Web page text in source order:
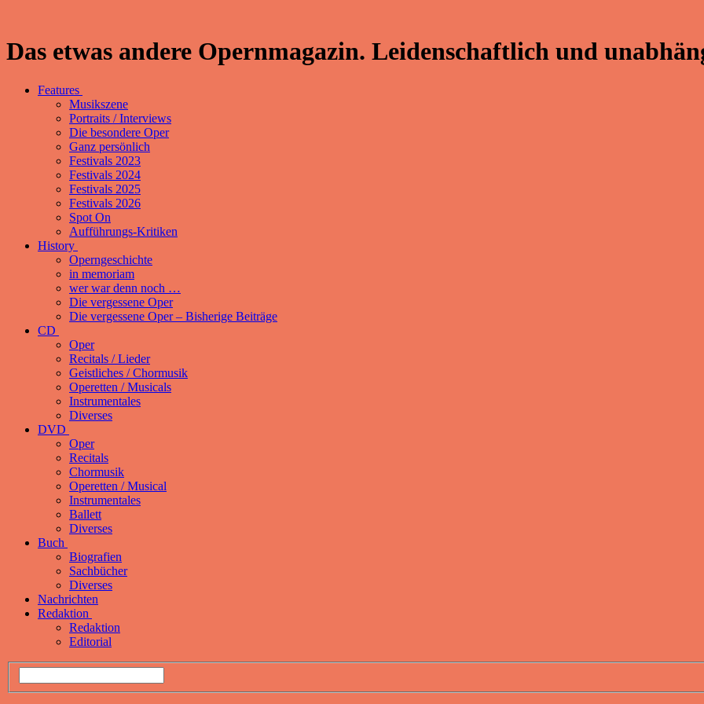
Das etwas andere Opernmagazin. Leidenschaftlich und
Features
Musikszene
Portraits / Interviews
Die besondere Oper
Ganz persönlich
Festivals 2023
Festivals 2024
Festivals 2025
Festivals 2026
Spot On
Aufführungs-Kritiken
History
Operngeschichte
in memoriam
wer war denn noch …
Die vergessene Oper
Die vergessene Oper – Bisherige Beiträge
CD
Oper
Recitals / Lieder
Geistliches / Chormusik
Operetten / Musicals
Instrumentales
Diverses
DVD
Oper
Recitals
Chormusik
Operetten / Musical
Instrumentales
Ballett
Diverses
Buch
Biografien
Sachbücher
Diverses
Nachrichten
Redaktion
Redaktion
Editorial